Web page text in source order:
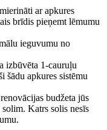
ar apkures
brīdis pieņemt lēmumu
ieguvumu no
izbūvēta 1-cauruļu
šādu apkures sistēmu
budžeta jūs
Katrs solis nesīs